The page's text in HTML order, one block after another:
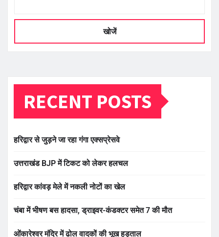
खोजें
RECENT POSTS
हरिद्वार से जुड़ने जा रहा गंगा एक्सप्रेसवे
उत्तराखंड BJP में टिकट को लेकर हलचल
हरिद्वार कांवड़ मेले में नकली नोटों का खेल
चंबा में भीषण बस हादसा, ड्राइवर-कंडक्टर समेत 7 की मौत
ओंकारेश्वर मंदिर में ढोल वादकों की भूख हड़ताल